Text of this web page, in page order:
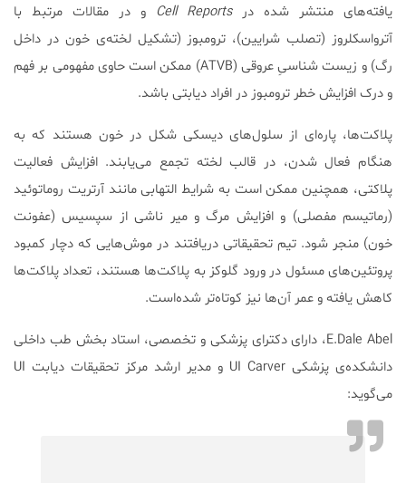
یافته‌های منتشر شده درCell Reports و در مقالات مرتبط با
آترواسکلروز (تصلب شرایین)، ترومبوز (تشکیل لخته‌ی خون در داخل
رگ) و زیست شناسیِ عروقی (ATVB) ممکن است حاوی مفهومی بر فهم
و درک افزایش خطر ترومبوز در افراد دیابتی باشد.
پلاکت‌ها، پاره‌ای از سلول‌های دیسکی شکل در خون هستند که به
هنگام فعال شدن، در قالب لخته تجمع می‌یابند. افزایش فعالیت
پلاکتی، همچنین ممکن است به شرایط التهابی مانند آرتریت روماتوئید
(رماتیسم مفصلی) و افزایش مرگ و میر ناشی از سپسیس (عفونت
خون) منجر شود. تیم تحقیقاتی دریافتند در موش‌هایی که دچار کمبود
پروتئین‌های مسئول در ورود گلوکز به پلاکت‌ها هستند، تعداد پلاکت‌ها
کاهش یافته و عمر آن‌ها نیز کوتاه‌تر شده‌است.
E.Dale Abel، دارای دکترای پزشکی و تخصصی، استاد بخش طب داخلی
دانشکده‌ی پزشکی UI Carver و مدیر ارشد مرکز تحقیقات دیابت UI
می‌گوید: